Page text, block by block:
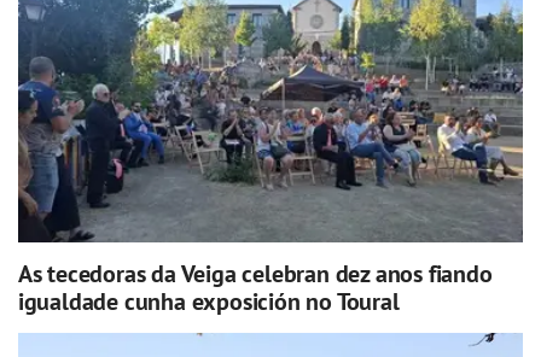
As tecedoras da Veiga celebran dez anos fiando
igualdade cunha exposición no Toural